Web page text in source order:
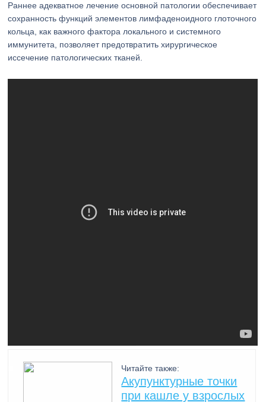
Раннее адекватное лечение основной патологии обеспечивает
сохранность функций элементов лимфаденоидного глоточного
кольца, как важного фактора локального и системного
иммунитета, позволяет предотвратить хирургическое
иссечение патологических тканей.
Читайте также:
Акупунктурные точки
при кашле у взрослых